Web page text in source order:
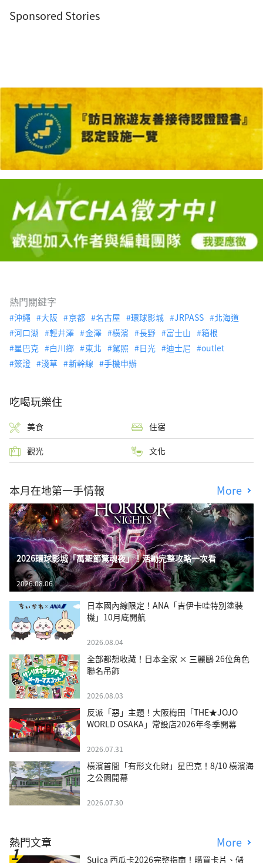
Sponsored Stories
熱門關鍵字
沖繩 大阪 京都 名古屋 環球影城 JRPASS
北海道
河口湖
輕井澤 金澤 橫濱 長野 富士山
箱根
星巴克
白川鄉 東北 駕照 日光 迪士尼
outlet
簽證
淺草 新幹線 手機申辦
吃喝玩樂住
美食 住宿
觀光 文化
本月在地第一手情報 More
2026環球影城「萬聖節驚魂夜」！活動完整攻略一次看
2026.08.06
日本國內線限定！ANA「吉伊卡哇特別塗裝
機」10月底開航
2026.08.04
全部都想收藏！日本全家 × 三麗鷗 26位角色
聯名吊飾
2026.08.03
反派「惡」主題！大阪梅田「THE★JOJO
WORLD OSAKA」常設店2026年冬季開幕
2026.07.31
橫濱首間「有形文化財」星巴克！8/10 橫濱海
之公園開幕
2026.07.30
熱門文章 More
Suica 西瓜卡2026完整指南！購買卡片、儲